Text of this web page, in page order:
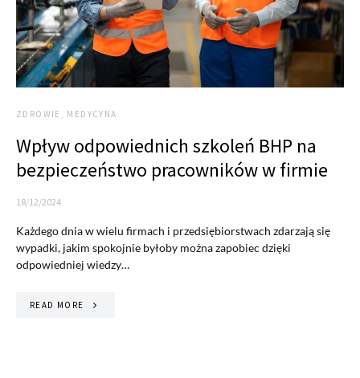
ZDROWIE, MEDYCYNA
Wpływ odpowiednich szkoleń BHP na
bezpieczeństwo pracowników w firmie
18/12/2024
Każdego dnia w wielu firmach i przedsiębiorstwach zdarzają się
wypadki, jakim spokojnie byłoby można zapobiec dzięki
odpowiedniej wiedzy…
READ MORE